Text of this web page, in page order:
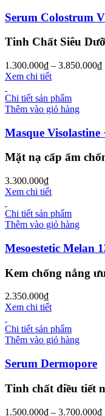
Serum Colostrum
Tinh Chất Siêu
1.300.000₫ – 3.850.000₫
Xem chi tiết
Chi tiết sản phẩm
Thêm vào giỏ hàng
Masque Visolastine
Mặt nạ cấp ẩm
3.300.000₫
Xem chi tiết
Chi tiết sản phẩm
Thêm vào giỏ hàng
Mesoestetic Melan
Kem chống nắng
2.350.000₫
Xem chi tiết
Chi tiết sản phẩm
Thêm vào giỏ hàng
Serum Dermopore
Tinh chất điều tiết
1.500.000₫ – 3.700.000₫